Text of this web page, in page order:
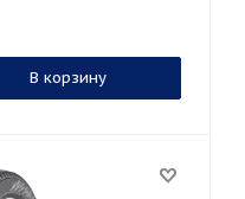
В корзину